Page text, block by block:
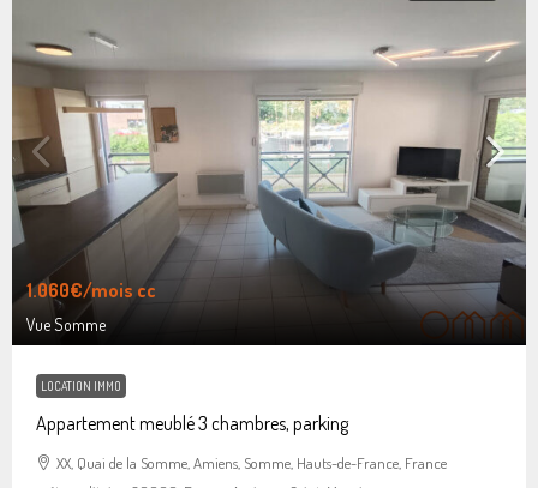
1.060€/mois cc
Vue Somme
LOCATION IMMO
Appartement meublé 3 chambres, parking
XX, Quai de la Somme, Amiens, Somme, Hauts-de-France, France